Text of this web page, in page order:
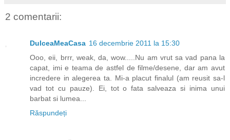
2 comentarii:
DulceaMeaCasa 16 decembrie 2011 la 15:30
Ooo, eii, brrr, weak, da, wow.....Nu am vrut sa vad pana la
capat, imi e teama de astfel de filme/desene, dar am avut
incredere in alegerea ta. Mi-a placut finalul (am reusit sa-l
vad tot cu pauze). Ei, tot o fata salveaza si inima unui
barbat si lumea...
Răspundeți